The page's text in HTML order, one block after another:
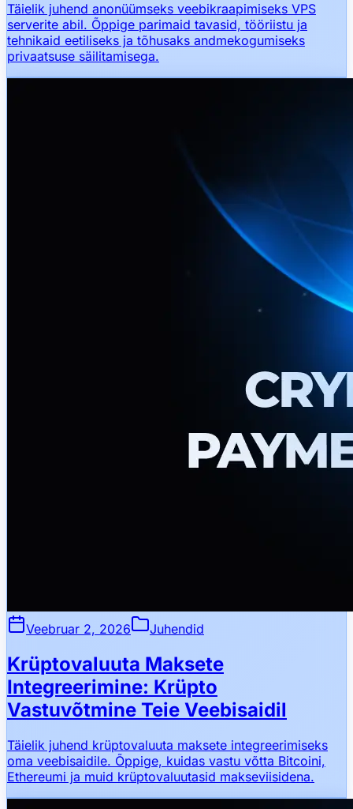
Täielik juhend anonüümseks veebikraapimiseks VPS
serverite abil. Õppige parimaid tavasid, tööriistu ja
tehnikaid eetiliseks ja tõhusaks andmekogumiseks
privaatsuse säilitamisega.
Veebruar 2, 2026 Juhendid
Krüptovaluuta Maksete
Integreerimine: Krüpto
Vastuvõtmine Teie Veebisaidil
Täielik juhend krüptovaluuta maksete integreerimiseks
oma veebisaidile. Õppige, kuidas vastu võtta Bitcoini,
Ethereumi ja muid krüptovaluutasid makseviisidena.